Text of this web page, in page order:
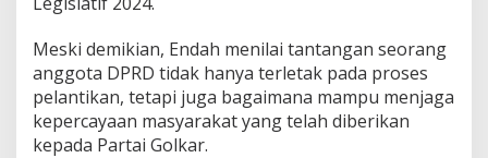
u
r
s
i
K
o
Meski demikian, Endah menilai tantangan seorang
anggota DPRD tidak hanya terletak pada proses
pelantikan, tetapi juga bagaimana mampu menjaga
kepercayaan masyarakat yang telah diberikan
kepada Partai Golkar.